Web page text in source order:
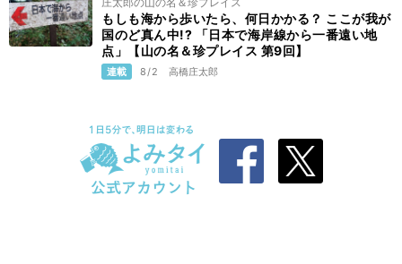
もしも海から歩いたら、何日かかる？ ここが我が
国のど真ん中!? 「日本で海岸線から一番遠い地
点」【山の名＆珍プレイス 第9回】
連載 8/2 高橋庄太郎